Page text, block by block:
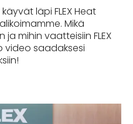
läpi FLEX Heat
Mikä
mihin vaatteisiin FLEX
video saadaksesi